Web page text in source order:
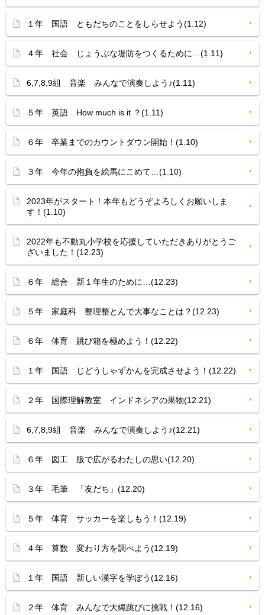
１年 国語 ともだちのことをしらせよう(1.12)
４年 社会 じょうぶな堤防をつくるために…(1.11)
6,7,8,9組 音楽 みんなで演奏しよう♪(1.11)
５年 英語 How much is it ？(1.11)
６年 卒業までのカウントダウン開始！(1.10)
３年 今年の抱負を絵馬にこめて…(1.10)
2023年がスタート！本年もどうぞよろしくお願いしま
す！(1.10)
2022年も不動丸小学校を応援していただきありがとうご
ざいました！(12.23)
６年 総合 新１年生のために…(12.23)
５年 家庭科 整理整とんで大事なことは？(12.23)
６年 体育 跳び箱を極めよう！(12.22)
１年 国語 じどうしゃずかんを完成させよう！(12.22)
２年 国際理解教室 インドネシアの果物(12.21)
6,7,8,9組 音楽 みんなで演奏しよう♪(12.21)
６年 図工 版で広がるわたしの思い(12.20)
３年 毛筆 「友だち」(12.20)
５年 体育 サッカーを楽しもう！(12.19)
４年 算数 変わり方を調べよう(12.19)
１年 国語 新しい漢字を学ぼう(12.16)
２年 体育 みんなで大縄跳びに挑戦！(12.16)